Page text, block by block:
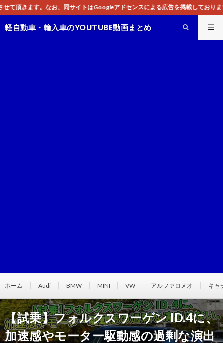
はGoogleアドセンスによる広告を掲載しております。
軽自動車・輸入車のYOUTUBE動画まとめ
ホーム Audi BMW MINI VW アルファロメオ キャ
【試乗】フォルクスワーゲン ID.4に、
加速感やモーター駆動感の過剰な演出